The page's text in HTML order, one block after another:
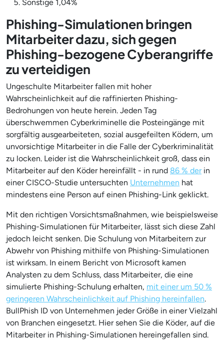
Sonstige 1,04%
Phishing-Simulationen bringen
Mitarbeiter dazu, sich gegen
Phishing-bezogene Cyberangriffe
zu verteidigen
Ungeschulte Mitarbeiter fallen mit hoher
Wahrscheinlichkeit auf die raffinierten Phishing-
Bedrohungen von heute herein. Jeden Tag
überschwemmen Cyberkriminelle die Posteingänge mit
sorgfältig ausgearbeiteten, sozial ausgefeilten Ködern, um
unvorsichtige Mitarbeiter in die Falle der Cyberkriminalität
zu locken. Leider ist die Wahrscheinlichkeit groß, dass ein
Mitarbeiter auf den Köder hereinfällt - in rund 86 % derin
einer CISCO-Studie untersuchten Unternehmen hat
mindestens eine Person auf einen Phishing-Link geklickt.
Mit den richtigen Vorsichtsmaßnahmen, wie beispielsweise
Phishing-Simulationen für Mitarbeiter, lässt sich diese Zahl
jedoch leicht senken. Die Schulung von Mitarbeitern zur
Abwehr von Phishing mithilfe von Phishing-Simulationen
ist wirksam. In einem Bericht von Microsoft kamen
Analysten zu dem Schluss, dass Mitarbeiter, die eine
simulierte Phishing-Schulung erhalten, mit einer um 50 %
geringeren Wahrscheinlichkeit auf Phishing hereinfallen.
BullPhish ID von Unternehmen jeder Größe in einer Vielzahl
von Branchen eingesetzt. Hier sehen Sie die Köder, auf die
Mitarbeiter in Phishing-Simulationen hereingefallen sind.